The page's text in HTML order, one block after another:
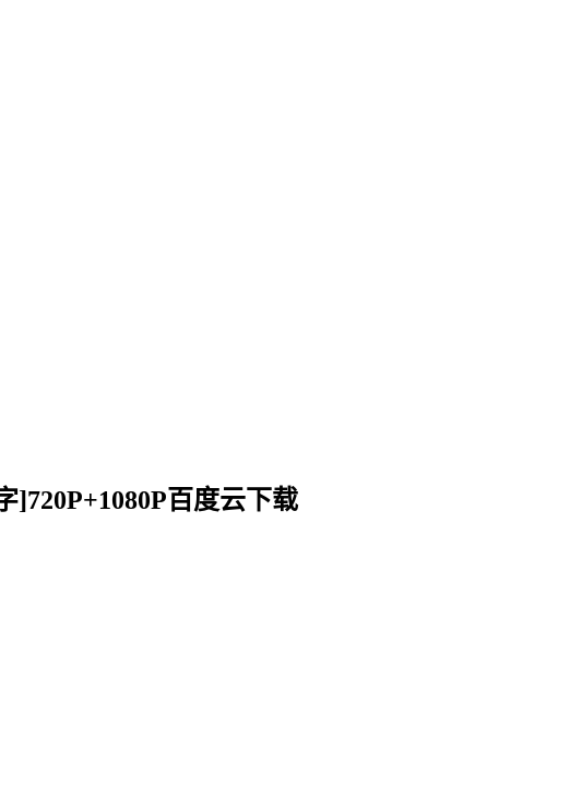
]720P+1080P百度云下载